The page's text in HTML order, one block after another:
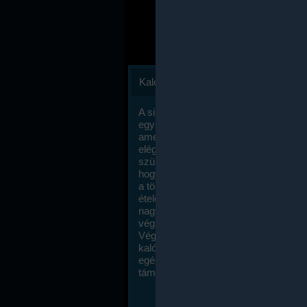
Kalóriaszámlálás
A sikeres fogyás titka valójában igen
egyszerű: égess több energiát, mint
amennyit beviszel. Természetesen
elég nagy fegyelemre és akaraterőre
szükség, de meglepődve fogod
hogy a kalóriaszámolás mennyire
a többi diétához képest. Itt nincsenek
ételek és a megengedett kalóriabevitelt
nagymértékben növelheted ha
végzel.
Végül, de nem utolsó sorban, a
kalóriaszámolás módszerét a legtöbb
egészségügyi szakorvos ajánlja és
támogatja.